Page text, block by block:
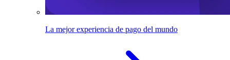
La mejor experiencia de pago del mundo